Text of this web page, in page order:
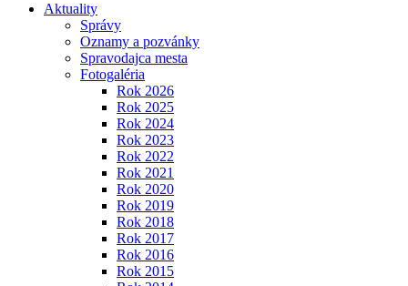
Aktuality
Správy
Oznamy a pozvánky
Spravodajca mesta
Fotogaléria
Rok 2026
Rok 2025
Rok 2024
Rok 2023
Rok 2022
Rok 2021
Rok 2020
Rok 2019
Rok 2018
Rok 2017
Rok 2016
Rok 2015